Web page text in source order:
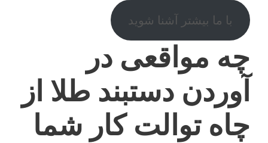
با ما بیشتر آشنا شوید
چه مواقعی در
آوردن دستبند طلا از
چاه توالت کار شما